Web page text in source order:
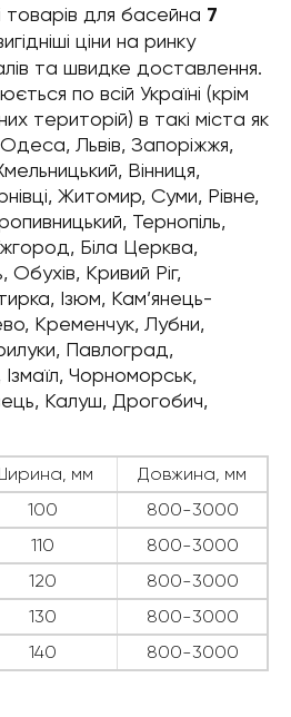
товарів для басейна 7
ціни на ринку
та швидке доставлення.
по всій Україні (крім
територій) в такі міста як
Одеса, Львів, Запоріжжя,
Вінниця,
Житомир, Суми, Рівне,
Тернопіль,
Біла Церква,
Обухів, Кривий Ріг,
Ізюм, Кам’янець-
Кременчук, Лубни,
Павлоград,
Чорноморськ,
Калуш, Дрогобич,
мм
Довжина, мм
100
800-3000
110
800-3000
120
800-3000
130
800-3000
140 800-3000